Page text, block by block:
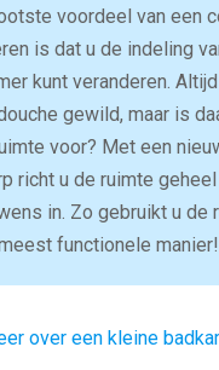
voordeel van een
is dat u de indeling
kunt veranderen.
gewild, maar is
voor? Met een
richt u de ruimte geheel
in. Zo gebruikt u de
functionele manier!
over een kleine